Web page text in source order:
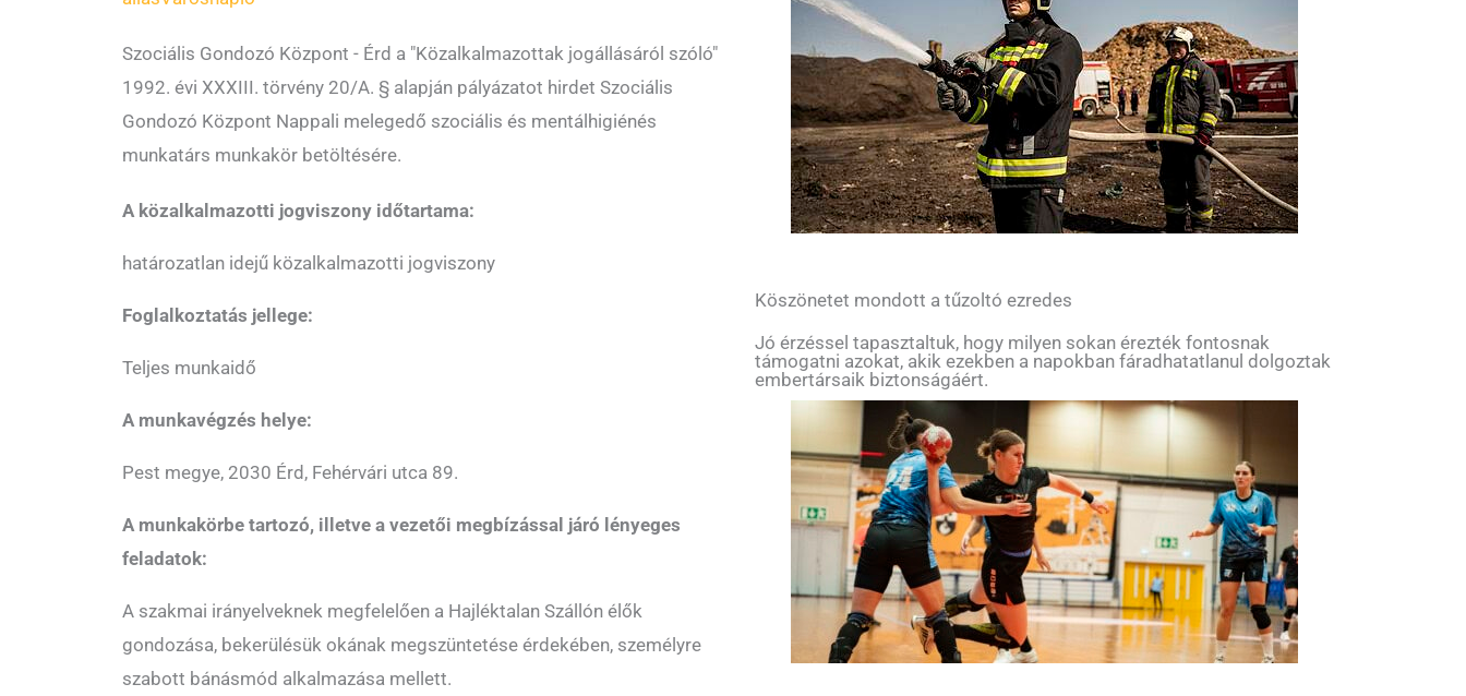
Szociális Gondozó Központ - Érd a "Közalkalmazottak jogállásáról szóló"
1992. évi XXXIII. törvény 20/A. § alapján pályázatot hirdet Szociális
Gondozó Központ Nappali melegedő szociális és mentálhigiénés
munkatárs munkakör betöltésére.
A közalkalmazotti jogviszony időtartama:
határozatlan idejű közalkalmazotti jogviszony
Foglalkoztatás jellege:
Teljes munkaidő
A munkavégzés helye:
Pest megye, 2030 Érd, Fehérvári utca 89.
A munkakörbe tartozó, illetve a vezetői megbízással járó lényeges
feladatok:
A szakmai irányelveknek megfelelően a Hajléktalan Szállón élők
gondozása, bekerülésük okának megszüntetése érdekében, személyre
szabott bánásmód alkalmazása mellett.
Köszönetet mondott a tűzoltó ezredes
Jó érzéssel tapasztaltuk, hogy milyen sokan érezték fontosnak
támogatni azokat, akik ezekben a napokban fáradhatatlanul dolgoztak
embertársaik biztonságáért.